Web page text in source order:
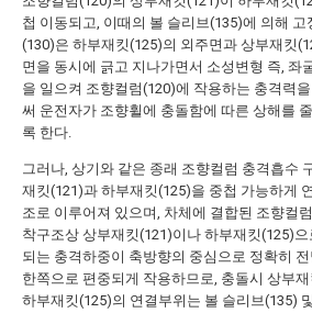
첩 이동되고, 이때의 볼 슬리브(135)에 의해 고
(130)은 하부재킷(125)의 외주면과 상부재킷
면을 동시에 긁고 지나가면서 소성변형 즉, 좌
을 일으켜 조향컬럼(120)에 작용하는 충격력
써 운전자가 조향휠에 충돌함에 따른 상해를
록 한다.
그러나, 상기와 같은 종래 조향컬럼 충격흡수
재킷(121)과 하부재킷(125)을 중첩 가능하게
조로 이루어져 있으며, 차체에 결합된 조향컬
착구조상 상부재킷(121)이나 하부재킷(125)
되는 충격하중이 축방향의 중심으로 정확히
한쪽으로 편중되게 작용하므로, 충돌시 상부
하부재킷(125)의 연결부위는 볼 슬리브(135)